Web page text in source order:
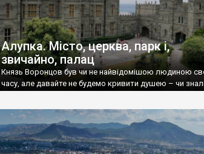
Алупка. Місто, церква, парк і,
звичайно, палац
Князь Воронцов був чи не найвідомішою людиною
часу, але давайте не будемо кривити душею – чи